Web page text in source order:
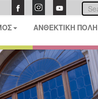
ΑΝΘΕΚΤΙΚΗ ΠΟΛΗ